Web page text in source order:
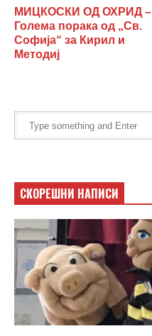
МИЦКОСКИ ОД ОХРИД –
Голема порака од „Св.
Софија“ за Кирил и
Методиј
СКОРЕШНИ НАПИСИ